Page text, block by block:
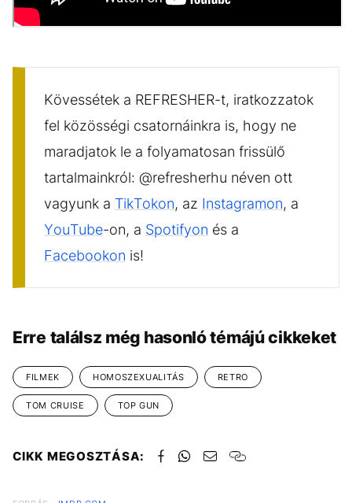
Kövessétek a REFRESHER-t, iratkozzatok
fel közösségi csatornáinkra is, hogy ne
maradjatok le a folyamatosan frissülő
tartalmainkról: @refresherhu néven ott
vagyunk a TikTokon, az Instagramon, a
YouTube-on, a Spotifyon és a
Facebookon is!
Erre találsz még hasonló témájú cikkeket
FILMEK HOMOSZEXUALITÁS RETRO
TOM CRUISE TOP GUN
CIKK MEGOSZTÁSA: